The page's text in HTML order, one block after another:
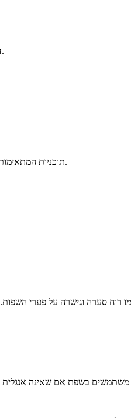
דברו ב-60+ שפות; האורחים קוראים או שומעים כמעט 200 שפות. כל תוכנית כוללת את כל שפות המאזינים.
תוכניות המתאימות לאופן שבו הכנסייה שלכם מתכנסת, החל מ-$8 לשבוע, עם תקופת ניסיון בחינם וללא התחייבות לטווח ארוך.
אנגלית (מפקד אוכלוסין 2021) — נתון המראה כמה קהילות כוללות אנשים